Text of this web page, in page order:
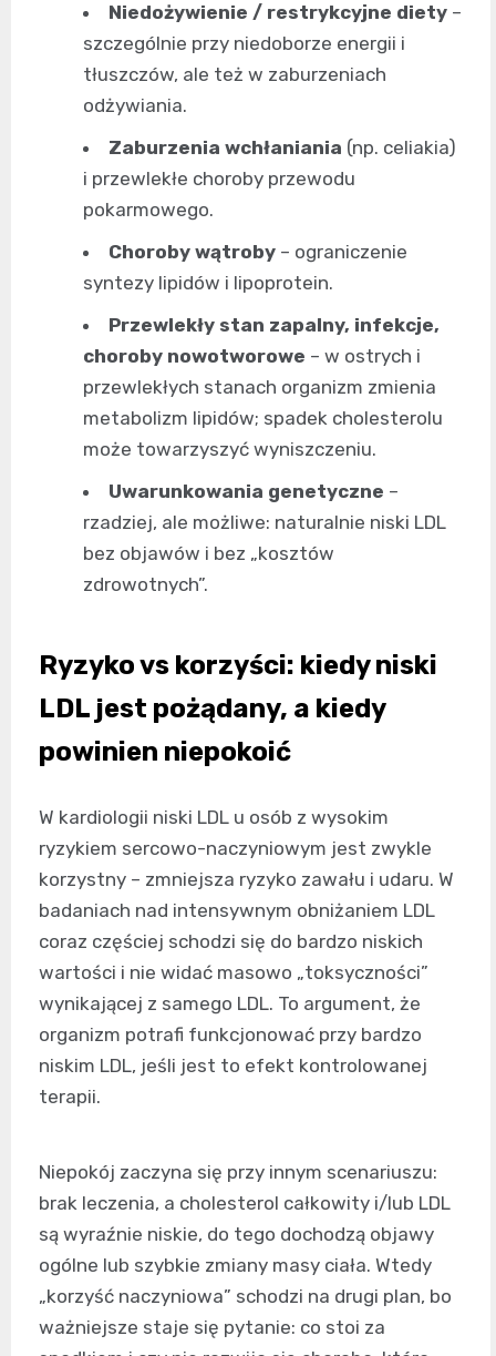
Niedożywienie / restrykcyjne diety –
szczególnie przy niedoborze energii i
tłuszczów, ale też w zaburzeniach
odżywiania.
Zaburzenia wchłaniania (np. celiakia)
i przewlekłe choroby przewodu
pokarmowego.
Choroby wątroby – ograniczenie
syntezy lipidów i lipoprotein.
Przewlekły stan zapalny, infekcje,
choroby nowotworowe – w ostrych i
przewlekłych stanach organizm zmienia
metabolizm lipidów; spadek cholesterolu
może towarzyszyć wyniszczeniu.
Uwarunkowania genetyczne –
rzadziej, ale możliwe: naturalnie niski LDL
bez objawów i bez „kosztów
zdrowotnych”.
Ryzyko vs korzyści: kiedy niski
LDL jest pożądany, a kiedy
powinien niepokoić
W kardiologii niski LDL u osób z wysokim
ryzykiem sercowo-naczyniowym jest zwykle
korzystny – zmniejsza ryzyko zawału i udaru. W
badaniach nad intensywnym obniżaniem LDL
coraz częściej schodzi się do bardzo niskich
wartości i nie widać masowo „toksyczności”
wynikającej z samego LDL. To argument, że
organizm potrafi funkcjonować przy bardzo
niskim LDL, jeśli jest to efekt kontrolowanej
terapii.
Niepokój zaczyna się przy innym scenariuszu:
brak leczenia, a cholesterol całkowity i/lub LDL
są wyraźnie niskie, do tego dochodzą objawy
ogólne lub szybkie zmiany masy ciała. Wtedy
„korzyść naczyniowa” schodzi na drugi plan, bo
ważniejsze staje się pytanie: co stoi za